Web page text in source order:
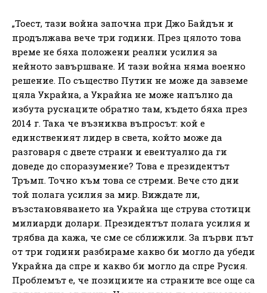
„Тоест, тази война започна при Джо Байдън и
продължава вече три години. През цялото това
време не бяха положени реални усилия за
нейното завършване. И тази война няма военно
решение. По същество Путин не може да завземе
цяла Украйна, а Украйна не може напълно да
избута руснаците обратно там, където бяха през
2014 г. Така че възниква въпросът: кой е
единственият лидер в света, който може да
разговаря с двете страни и евентуално да ги
доведе до споразумение? Това е президентът
Тръмп. Точно към това се стреми. Вече сто дни
той полага усилия за мир. Виждате ли,
възстановяването на Украйна ще струва стотици
милиарди долари. Президентът полага усилия и
трябва да кажа, че сме се сближили. За първи път
от три години разбираме какво би могло да убеди
Украйна да спре и какво би могло да спре Русия.
Проблемът е, че позициите на страните все още са